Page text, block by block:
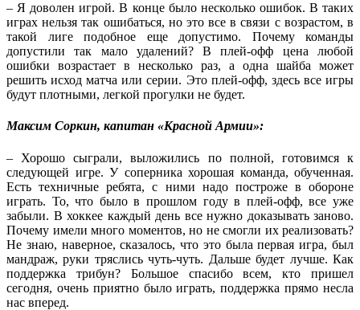
– Я доволен игрой. В конце было несколько ошибок. В таких
играх нельзя так ошибаться, но это все в связи с возрастом, в
такой лиге подобное еще допустимо. Почему команды
допустили так мало удалений? В плей-офф цена любой
ошибки возрастает в несколько раз, а одна шайба может
решить исход матча или серии. Это плей-офф, здесь все игры
будут плотными, легкой прогулки не будет.
Максим Соркин, капитан «Красной Армии»:
– Хорошо сыграли, выложились по полной, готовимся к
следующей игре. У соперника хорошая команда, обученная.
Есть техничные ребята, с ними надо построже в обороне
играть. То, что было в прошлом году в плей-офф, все уже
забыли. В хоккее каждый день все нужно доказывать заново.
Почему имели много моментов, но не смогли их реализовать?
Не знаю, наверное, сказалось, что это была первая игра, был
мандраж, руки тряслись чуть-чуть. Дальше будет лучше. Как
поддержка трибун? Большое спасибо всем, кто пришел
сегодня, очень приятно было играть, поддержка прямо несла
нас вперед.